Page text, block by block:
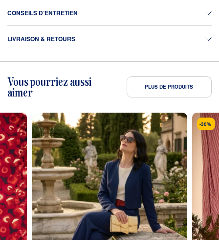
CONSEILS D’ENTRETIEN
LIVRAISON & RETOURS
Vous pourriez aussi
aimer
PLUS DE PRODUITS
-30%